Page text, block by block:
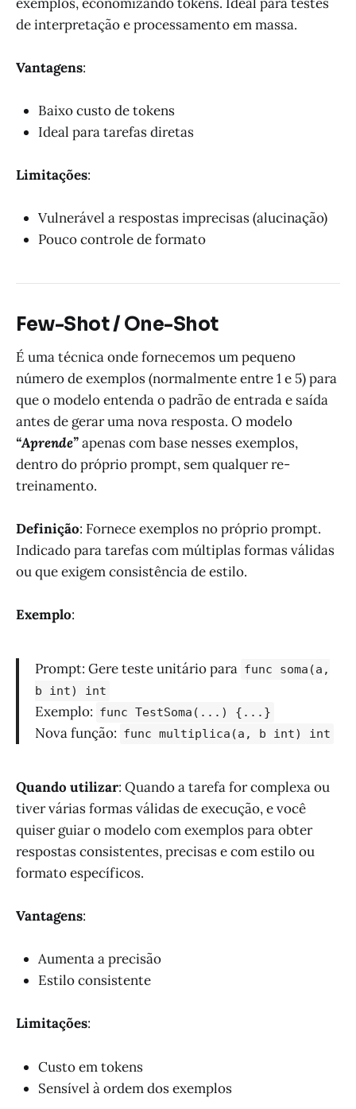
de interpretação e processamento em massa.
Vantagens:
Baixo custo de tokens
Ideal para tarefas diretas
Limitações:
Vulnerável a respostas imprecisas (alucinação)
Pouco controle de formato
Few-Shot / One-Shot
É uma técnica onde fornecemos um pequeno
número de exemplos (normalmente entre 1 e 5) para
que o modelo entenda o padrão de entrada e saída
antes de gerar uma nova resposta. O modelo
“Aprende”apenas com base nesses exemplos,
dentro do próprio prompt, sem qualquer re-
treinamento.
Definição: Fornece exemplos no próprio prompt.
Indicado para tarefas com múltiplas formas válidas
ou que exigem consistência de estilo.
Exemplo:
Prompt: Gere teste unitário para func soma(a,
b int) int
Exemplo: func TestSoma(...) {...}
Nova função: func multiplica(a, b int) int
Quando utilizar: Quando a tarefa for complexa ou
tiver várias formas válidas de execução, e você
quiser guiar o modelo com exemplos para obter
respostas consistentes, precisas e com estilo ou
formato específicos.
Vantagens:
Aumenta a precisão
Estilo consistente
Limitações:
Custo em tokens
Sensível à ordem dos exemplos